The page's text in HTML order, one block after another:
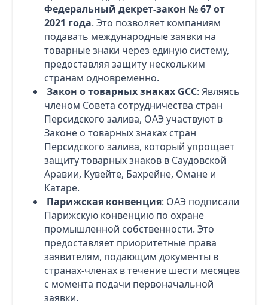
Федеральный декрет-закон № 67 от
2021 года. Это позволяет компаниям
подавать международные заявки на
товарные знаки через единую систему,
предоставляя защиту нескольким
странам одновременно.
Закон о товарных знаках GCC: Являясь
членом Совета сотрудничества стран
Персидского залива, ОАЭ участвуют в
Законе о товарных знаках стран
Персидского залива, который упрощает
защиту товарных знаков в Саудовской
Аравии, Кувейте, Бахрейне, Омане и
Катаре.
Парижская конвенция: ОАЭ подписали
Парижскую конвенцию по охране
промышленной собственности. Это
предоставляет приоритетные права
заявителям, подающим документы в
странах-членах в течение шести месяцев
с момента подачи первоначальной
заявки.